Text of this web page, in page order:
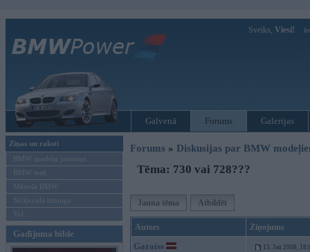
Sveiks, Viesi!
Galvenā Forums Galerijas
Ziņas un raksti
BMW modeļu jaunumi
BMW testi
Mēneša BMW
Sērijveida tūnings
Vel...
Gadījuma bilde
Forums » Diskusijas par BMW
Tēma: 730 vai 728???
Jauna tēma Atbildēt
Autors Ziņojums
Garaiss 13. Jan 2008,